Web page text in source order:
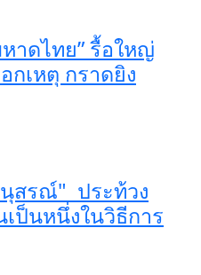
าดไทย” รื้อใหญ่
เหตุ กราดยิง
สรณ์" ประท้วง
ป็นหนึ่งในวิธีการ